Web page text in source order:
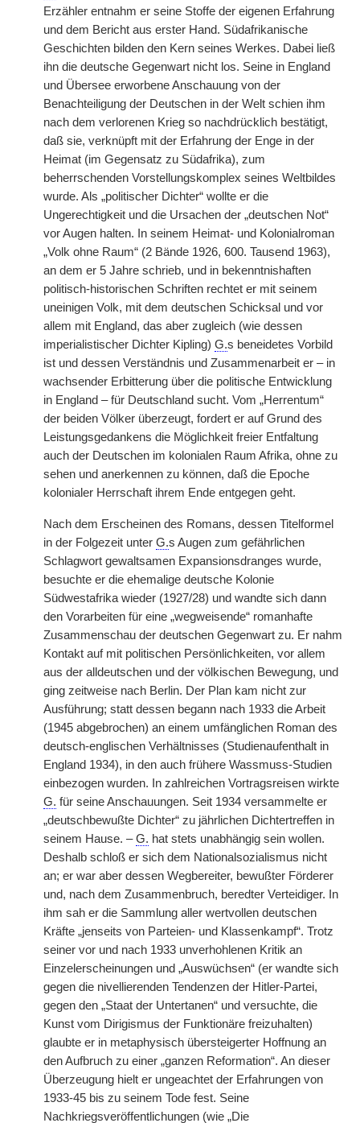
Erzähler entnahm er seine Stoffe der eigenen Erfahrung
und dem Bericht aus erster Hand. Südafrikanische
Geschichten bilden den Kern seines Werkes. Dabei ließ
ihn die deutsche Gegenwart nicht los. Seine in England
und Übersee erworbene Anschauung von der
Benachteiligung der Deutschen in der Welt schien ihm
nach dem verlorenen Krieg so nachdrücklich bestätigt,
daß sie, verknüpft mit der Erfahrung der Enge in der
Heimat (im Gegensatz zu Südafrika), zum
beherrschenden Vorstellungskomplex seines Weltbildes
wurde. Als „politischer Dichter“ wollte er die
Ungerechtigkeit und die Ursachen der „deutschen Not“
vor Augen halten. In seinem Heimat- und Kolonialroman
„Volk ohne Raum“ (2 Bände 1926, 600. Tausend 1963),
an dem er 5 Jahre schrieb, und in bekenntnishaften
politisch-historischen Schriften rechtet er mit seinem
uneinigen Volk, mit dem deutschen Schicksal und vor
allem mit England, das aber zugleich (wie dessen
imperialistischer Dichter Kipling) G.s beneidetes Vorbild
ist und dessen Verständnis und Zusammenarbeit er – in
wachsender Erbitterung über die politische Entwicklung
in England – für Deutschland sucht. Vom „Herrentum“
der beiden Völker überzeugt, fordert er auf Grund des
Leistungsgedankens die Möglichkeit freier Entfaltung
auch der Deutschen im kolonialen Raum Afrika, ohne zu
sehen und anerkennen zu können, daß die Epoche
kolonialer Herrschaft ihrem Ende entgegen geht.
Nach dem Erscheinen des Romans, dessen Titelformel
in der Folgezeit unter G.s Augen zum gefährlichen
Schlagwort gewaltsamen Expansionsdranges wurde,
besuchte er die ehemalige deutsche Kolonie
Südwestafrika wieder (1927/28) und wandte sich dann
den Vorarbeiten für eine „wegweisende“ romanhafte
Zusammenschau der deutschen Gegenwart zu. Er nahm
Kontakt auf mit politischen Persönlichkeiten, vor allem
aus der alldeutschen und der völkischen Bewegung, und
ging zeitweise nach Berlin. Der Plan kam nicht zur
Ausführung; statt dessen begann nach 1933 die Arbeit
(1945 abgebrochen) an einem umfänglichen Roman des
deutsch-englischen Verhältnisses (Studienaufenthalt in
England 1934), in den auch frühere Wassmuss-Studien
einbezogen wurden. In zahlreichen Vortragsreisen wirkte
G. für seine Anschauungen. Seit 1934 versammelte er
„deutschbewußte Dichter“ zu jährlichen Dichtertreffen in
seinem Hause. –G. hat stets unabhängig sein wollen.
Deshalb schloß er sich dem Nationalsozialismus nicht
an; er war aber dessen Wegbereiter, bewußter Förderer
und, nach dem Zusammenbruch, beredter Verteidiger. In
ihm sah er die Sammlung aller wertvollen deutschen
Kräfte „jenseits von Parteien- und Klassenkampf“. Trotz
seiner vor und nach 1933 unverhohlenen Kritik an
Einzelerscheinungen und „Auswüchsen“ (er wandte sich
gegen die nivellierenden Tendenzen der Hitler-Partei,
gegen den „Staat der Untertanen“ und versuchte, die
Kunst vom Dirigismus der Funktionäre freizuhalten)
glaubte er in metaphysisch übersteigerter Hoffnung an
den Aufbruch zu einer „ganzen Reformation“. An dieser
Überzeugung hielt er ungeachtet der Erfahrungen von
1933-45 bis zu seinem Tode fest. Seine
Nachkriegsveröffentlichungen (wie „Die